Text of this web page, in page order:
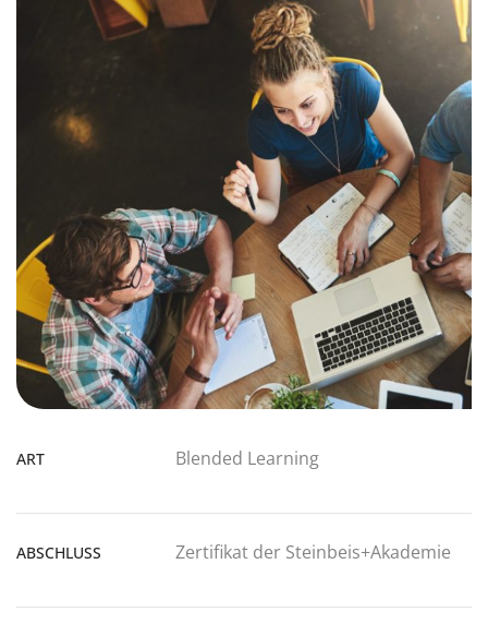
ART Blended Learning
ABSCHLUSS Zertifikat der Steinbeis+Akademie